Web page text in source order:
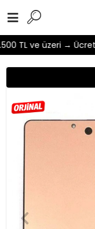
TL ve üzeri →